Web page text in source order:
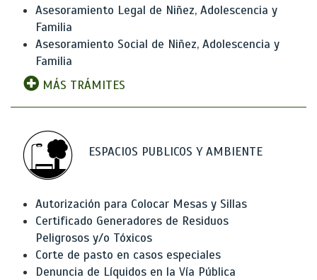
Asesoramiento Legal de Niñez, Adolescencia y
Familia
Asesoramiento Social de Niñez, Adolescencia y
Familia
MÁS TRÁMITES
ESPACIOS PUBLICOS Y AMBIENTE
Autorización para Colocar Mesas y Sillas
Certificado Generadores de Residuos
Peligrosos y/o Tóxicos
Corte de pasto en casos especiales
Denuncia de Líquidos en la Vía Pública